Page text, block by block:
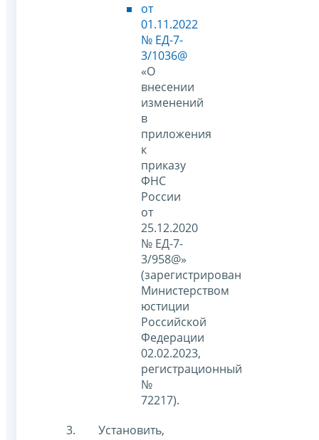
от
01.11.2022
№ ЕД-7-
3/1036@
«О
внесении
изменений
в
приложения
к
приказу
ФНС
России
от
25.12.2020
№ ЕД-7-
3/958@»
(зарегистрирован
Министерством
юстиции
Российской
Федерации
02.02.2023,
регистрационный
№
72217).
Установить,